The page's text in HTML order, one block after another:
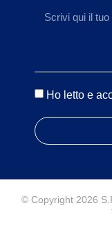
Ho letto e
© Copyright 2026